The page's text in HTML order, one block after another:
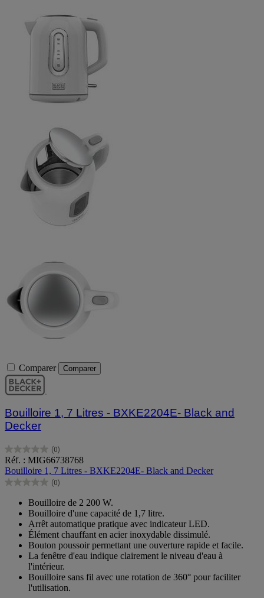
Comparer Comparer
Bouilloire 1, 7 Litres - BXKE2204E- Black and
Decker
(0)
0.0
sur
5
étoiles.
Réf. : MIG66738768
Bouilloire 1, 7 Litres - BXKE2204E- Black and Decker
(0)
0.0
étoiles.
Bouilloire de 2 200 W.
Bouilloire d'une capacité de 1,7 litre.
Arrêt automatique pratique avec indicateur LED.
Élément chauffant en acier inoxydable dissimulé.
Bouton poussoir permettant une ouverture rapide et facile.
La fenêtre d'eau indique clairement le niveau d'eau à
l'intérieur.
Bouilloire sans fil avec une rotation de 360° pour faciliter
l'utilisation.